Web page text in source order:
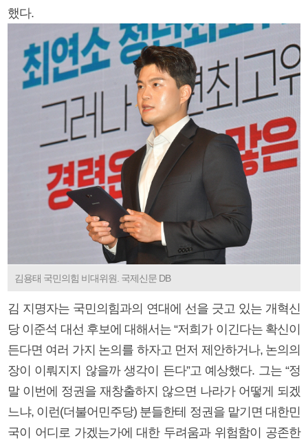
했다.
김용태 국민의힘 비대위원. 국제신문 DB
김 지명자는 국민의힘과의 연대에 선을 긋고 있는 개혁신
당 이준석 대선 후보에 대해서는 “저희가 이긴다는 확신이
든다면 여러 가지 논의를 하자고 먼저 제안하거나, 논의의
장이 이뤄지지 않을까 생각이 든다”고 예상했다. 그는 “정
말 이번에 정권을 재창출하지 않으면 나라가 어떻게 되겠
느냐, 이런(더불어민주당) 분들한테 정권을 맡기면 대한민
국이 어디로 가겠는가에 대한 두려움과 위험함이 공존한